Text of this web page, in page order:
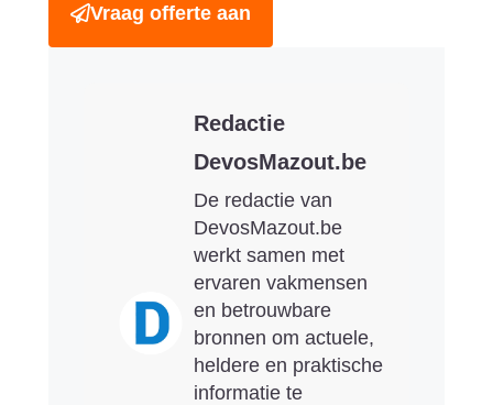
Vraag offerte aan
Redactie
DevosMazout.be
De redactie van
DevosMazout.be
werkt samen met
ervaren vakmensen
en betrouwbare
bronnen om actuele,
heldere en praktische
informatie te